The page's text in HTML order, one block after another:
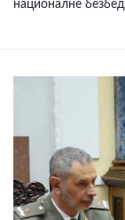
националне